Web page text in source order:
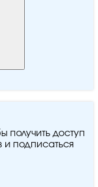
получить доступ
и подписаться